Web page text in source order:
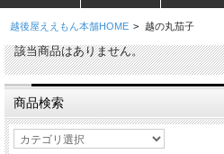
越後屋ええもん本舗HOME > 越の丸茄子
該当商品はありません。
商品検索